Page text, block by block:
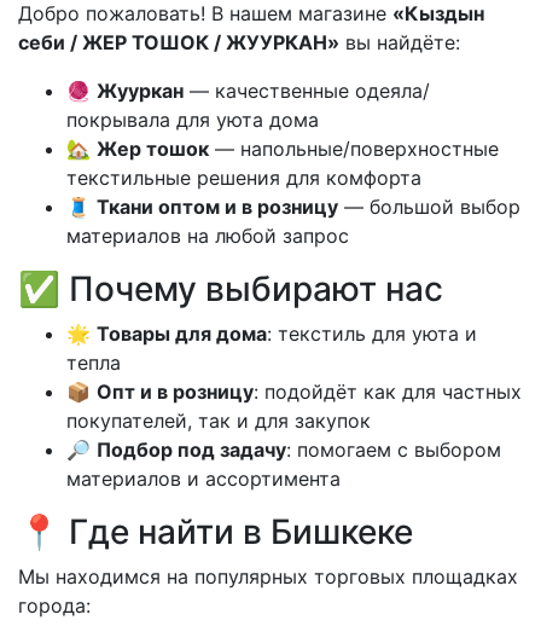
Добро пожаловать! В нашем магазине «Кыздын
себи / ЖЕР ТОШОК / ЖУУРКАН» вы найдёте:
🧶 Жууркан — качественные одеяла/
покрывала для уюта дома
🏡 Жер тошок — напольные/поверхностные
текстильные решения для комфорта
🧵 Ткани оптом и в розницу — большой выбор
материалов на любой запрос
✅ Почему выбирают нас
🌟 Товары для дома: текстиль для уюта и
тепла
📦 Опт и в розницу: подойдёт как для частных
покупателей, так и для закупок
🔎 Подбор под задачу: помогаем с выбором
материалов и ассортимента
📍 Где найти в Бишкеке
Мы находимся на популярных торговых площадках
города: